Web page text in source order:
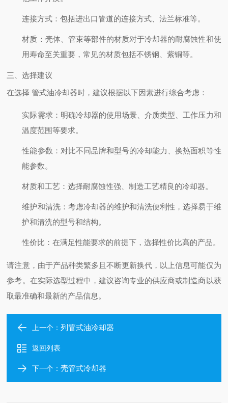
连接方式 ：包括进出口管道的连接方式、法兰标准等。
材质 ：壳体、管束等部件的材质对于冷却器的耐腐蚀性和使
用寿命至关重要，常见的材质包括不锈钢、紫铜等。
三、选择建议
在选择 管式油冷却器时，建议根据以下因素进行综合考虑：
实际需求：明确冷却器的使用场景、介质类型、工作压力和
温度范围等要求。
性能参数 ：对比不同品牌和型号的冷却能力、换热面积等性
能参数。
材质和工艺 ：选择耐腐蚀性强、制造工艺精良的冷却器。
维护和清洗：考虑冷却器的维护和清洗便利性，选择易于维
护和清洗的型号和结构。
性价比 ：在满足性能要求的前提下，选择性价比高的产品。
请注意，由于产品种类繁多且不断更新换代，以上信息可能仅为
参考。在实际选型过程中，建议咨询专业的供应商或制造商以获
取最准确和最新的产品信息。
上一个：列管式油冷却器
返回列表
下一个：壳管式冷却器